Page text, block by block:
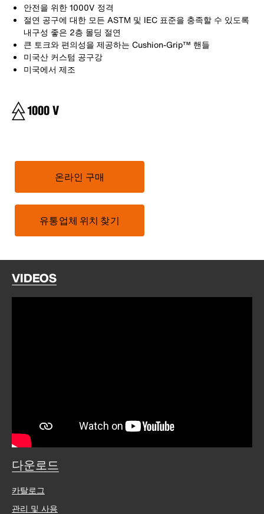
안전을 위한 1000V 정격
절연 공구에 대한 모든 ASTM 및 IEC 표준을 충족할 수 있도록
내구성 좋은 2층 몰딩 절연
큰 토크와 편의성을 제공하는 Cushion-Grip™ 핸들
미국산 커스텀 공구강
미국에서 제조
온라인 구매
유통업체 위치 찾기
VIDEOS
다운로드
카탈로그
관리 및 사용